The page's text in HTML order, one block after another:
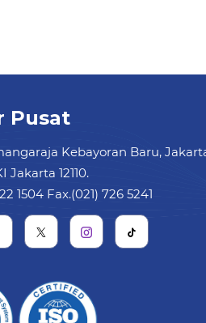
Pusat
Kebayoran Baru,
Jakarta 12110.
1504 Fax.(021) 726 5241